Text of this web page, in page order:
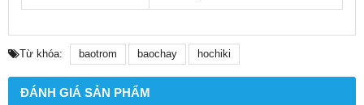
Từ khóa: baotrom baochay hochiki
ĐÁNH GIÁ SẢN PHẨM